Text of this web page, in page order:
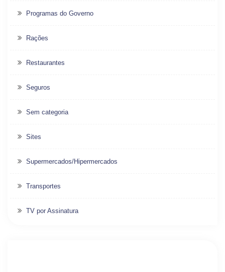
Programas do Governo
Rações
Restaurantes
Seguros
Sem categoria
Sites
Supermercados/Hipermercados
Transportes
TV por Assinatura